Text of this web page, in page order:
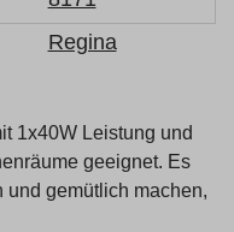
1x40W Leistung und
geeignet. Es
und gemütlich machen,